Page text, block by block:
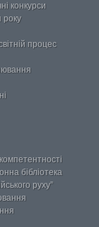
конкурси
року
процес
бібліотека
руху”